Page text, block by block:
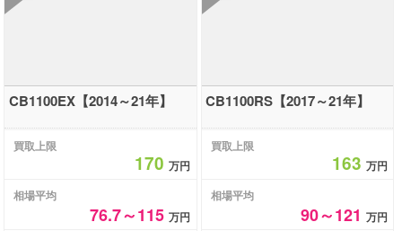
CB1100EX【2014～21年】
買取上限
170万円
相場平均
76.7～115万円
CB1100RS【2017～21年】
買取上限
163 万円
相場平均
90～121 万円